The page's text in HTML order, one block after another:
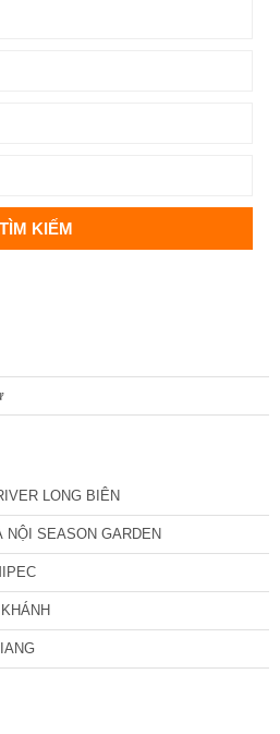
LONG BIÊN
NỘI SEASON GARDEN